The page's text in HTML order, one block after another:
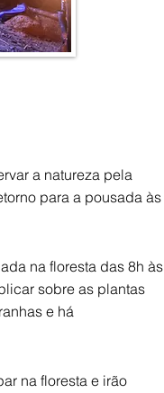
a natureza pela
para a pousada às
na floresta das 8h às
sobre as plantas
e há
na floresta e irão